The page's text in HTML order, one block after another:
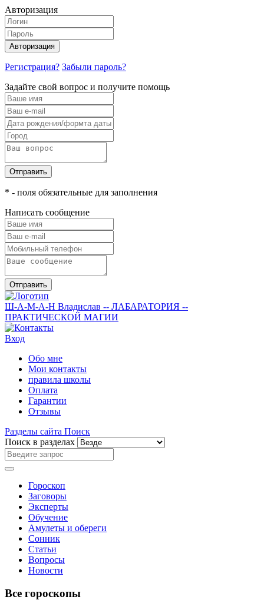
Авторизация
Авторизация
Регистрация? Забыли пароль?
Задайте свой вопрос и получите помощь
Отправить
* - поля обязательные для заполнения
Написать сообщение
Отправить
Ш-А-М-А-Н Владислав -- ЛАБАРАТОРИЯ --
ПРАКТИЧЕСКОЙ МАГИИ
Вход
Обо мне
Мои контакты
правила школы
Оплата
Гарантии
Отзывы
Разделы сайта Поиск
Поиск в разделах
Гороскоп
Заговоры
Эксперты
Обучение
Амулеты и обереги
Сонник
Статьи
Вопросы
Новости
Все гороскопы